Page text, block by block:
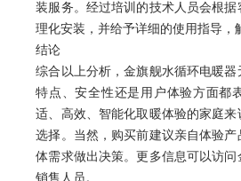
装服务。经过培训的技术人员会根
理化安装，并给予详细的使用指导，
结论
综合以上分析，金旗舰水循环电暖
特点、安全性还是用户体验方面都
适、高效、智能化取暖体验的家庭
选择。当然，购买前建议亲自体验
体需求做出决策。更多信息可以访
销售人员。